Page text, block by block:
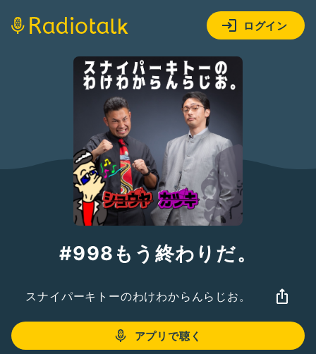
ログイン
#998もう終わりだ。
スナイパーキトーのわけわからんらじお。
アプリで聴く